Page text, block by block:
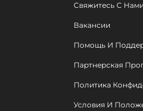
Свяжитесь С Нами
Вакансии
Помощь И
Партнерская
Политика
Условия И